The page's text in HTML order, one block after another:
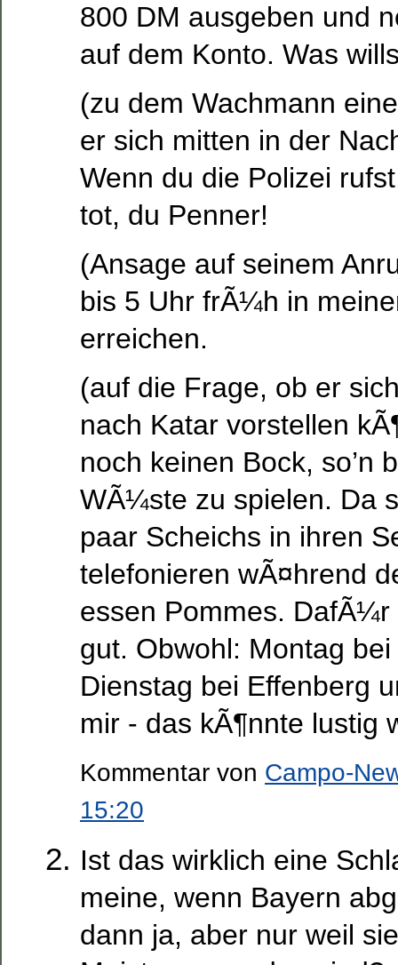
800 DM ausgeben und
auf dem Konto. Was
(zu dem Wachmann
er sich mitten in der
Wenn du die Polizei
tot, du Penner!
(Ansage auf seinem
bis 5 Uhr frÃ¼h in
erreichen.
(auf die Frage, ob er
nach Katar vorstellen
noch keinen Bock, so’n
WÃ¼ste zu spielen. Da
paar Scheichs in ihren
telefonieren wÃ¤hrend
essen Pommes. DafÃ¼r
gut. Obwohl: Montag
Dienstag bei Effenberg
mir - das kÃ¶nnte lustig
Kommentar von Campo-
15:20
Ist das wirklich eine
meine, wenn Bayern
dann ja, aber nur weil